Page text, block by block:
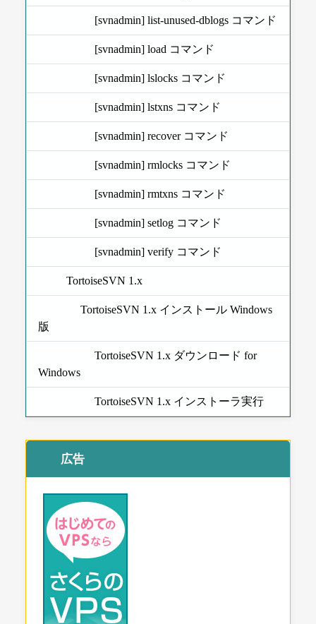
[svnadmin] list-unused-dblogs コマンド
[svnadmin] load コマンド
[svnadmin] lslocks コマンド
[svnadmin] lstxns コマンド
[svnadmin] recover コマンド
[svnadmin] rmlocks コマンド
[svnadmin] rmtxns コマンド
[svnadmin] setlog コマンド
[svnadmin] verify コマンド
TortoiseSVN 1.x
TortoiseSVN 1.x インストール Windows
版
TortoiseSVN 1.x ダウンロード for
Windows
TortoiseSVN 1.x インストーラ実行
広告